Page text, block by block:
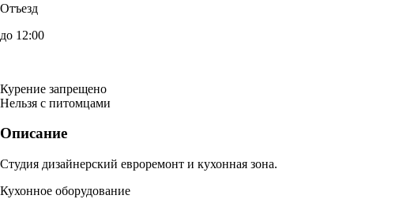
Отъезд
до 12:00
Курение запрещено
Нельзя с питомцами
Описание
Студия дизайнерский евроремонт и кухонная зона.
Кухонное оборудование